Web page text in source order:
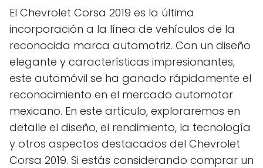
El Chevrolet Corsa 2019 es la última
incorporación a la línea de vehículos de la
reconocida marca automotriz. Con un diseño
elegante y características impresionantes,
este automóvil se ha ganado rápidamente el
reconocimiento en el mercado automotor
mexicano. En este artículo, exploraremos en
detalle el diseño, el rendimiento, la tecnología
y otros aspectos destacados del Chevrolet
Corsa 2019. Si estás considerando comprar un